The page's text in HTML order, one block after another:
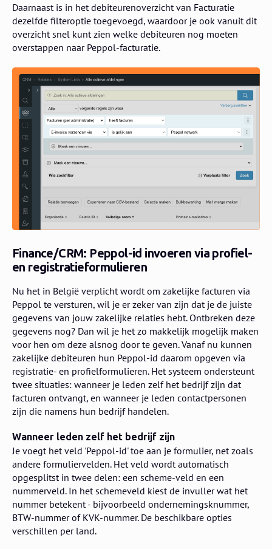
Daarnaast is in het debiteurenoverzicht van Facturatie
dezelfde filteroptie toegevoegd, waardoor je ook vanuit dit
overzicht snel kunt zien welke debiteuren nog moeten
overstappen naar Peppol-facturatie.
Finance/CRM: Peppol-id invoeren via profiel-
en registratieformulieren
Nu het in België verplicht wordt om zakelijke facturen via
Peppol te versturen, wil je er zeker van zijn dat je de juiste
gegevens van jouw zakelijke relaties hebt. Ontbreken deze
gegevens nog? Dan wil je het zo makkelijk mogelijk maken
voor hen om deze alsnog door te geven. Vanaf nu kunnen
zakelijke debiteuren hun Peppol-id daarom opgeven via
registratie- en profielformulieren. Het systeem ondersteunt
twee situaties: wanneer je leden zelf het bedrijf zijn dat
facturen ontvangt, en wanneer je leden contactpersonen
zijn die namens hun bedrijf handelen.
Wanneer leden zelf het bedrijf zijn
Je voegt het veld 'Peppol-id' toe aan je formulier, net zoals
andere formuliervelden. Het veld wordt automatisch
opgesplitst in twee delen: een scheme-veld en een
nummerveld. In het schemeveld kiest de invuller wat het
nummer betekent - bijvoorbeeld ondernemingsknummer,
BTW-nummer of KVK-nummer. De beschikbare opties
verschillen per land.